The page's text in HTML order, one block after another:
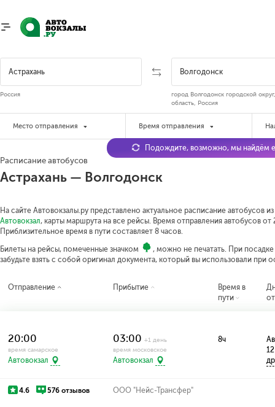
Россия
город Волгодонск городской
область, Россия
Место отправления Время отправления
Расписание автобусов
Астрахань — Волгодонск
На сайте Автовокзалы.ру представлено актуальное расписание автобусов
Автовокзал, карты маршрута на все рейсы. Время отправления автобусов от
Приблизительное время в пути составляет 8 часов.
Билеты на рейсы, помеченные значком
, можно не печатать. При
забудьте взять с собой оригинал документа, который вы использовали при
Подождите, возможно, мы найдём
Отправление Прибытие
Время в
пути
20:00
время самарское
Автовокзал
03:00+1 день
время московское
Автовокзал
8ч
12
4.6 576 отзывов ООО "Нейс-Трансфер"